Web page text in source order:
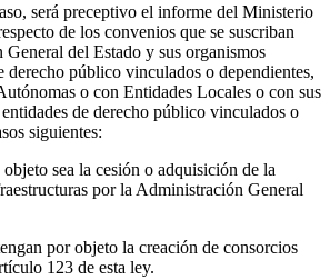
será preceptivo el informe del Ministerio
de los convenios que se suscriban
del Estado y sus organismos
derecho público vinculados o dependientes,
o con Entidades Locales o con sus
de derecho público vinculados o
siguientes:
sea la cesión o adquisición de la
por la Administración General
por objeto la creación de consorcios
123 de esta ley.